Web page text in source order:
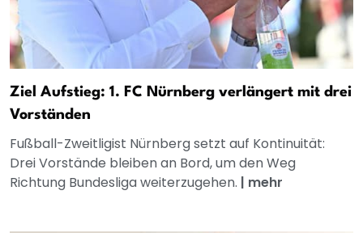
Ziel Aufstieg: 1. FC Nürnberg verlängert mit drei
Vorständen
Fußball-Zweitligist Nürnberg setzt auf Kontinuität:
Drei Vorstände bleiben an Bord, um den Weg
Richtung Bundesliga weiterzugehen. | mehr